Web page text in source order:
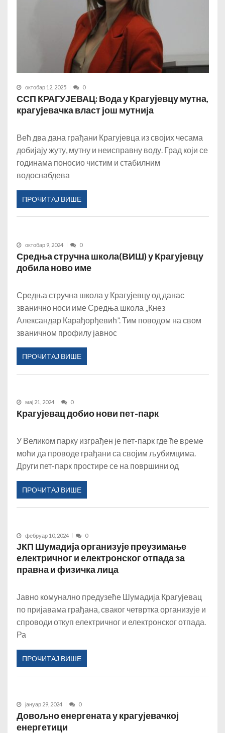
октобар 12, 2025 0
ССП КРАГУЈЕВАЦ: Вода у Крагујевцу мутна,
крагујевачка власт још мутнија
Већ два дана грађани Крагујевца из својих чесама
добијају жуту, мутну и неисправну воду. Град који се
годинама поносио чистим и стабилним
водоснабдева
ПРОЧИТАЈ ВИШЕ
октобар 9, 2024 0
Средња стручна школа(ВИШ) у Крагујевцу
добила ново име
Средња стручна школа у Крагујевцу од данас
званично носи име Средња школа „Кнез
Александар Карађорђевић”. Тим поводом на свом
званичном профилу јавнос
ПРОЧИТАЈ ВИШЕ
мај 21, 2024 0
Крагујевац добио нови пет-парк
У Великом парку изграђен је пет-парк где ће време
моћи да проводе грађани са својим љубимцима.
Други пет-парк простире се на површини од
ПРОЧИТАЈ ВИШЕ
фебруар 10, 2024 0
ЈКП Шумадија организује преузимање
електричног и електронског отпада за
правна и физичка лица
Јавно комунално предузеће Шумадија Крагујевац
по пријавама грађана, сваког четвртка организује и
спроводи откуп електричног и електронског отпада.
Ра
ПРОЧИТАЈ ВИШЕ
јануар 29, 2024 0
Довољно енергената у крагујевачкој
енергетици